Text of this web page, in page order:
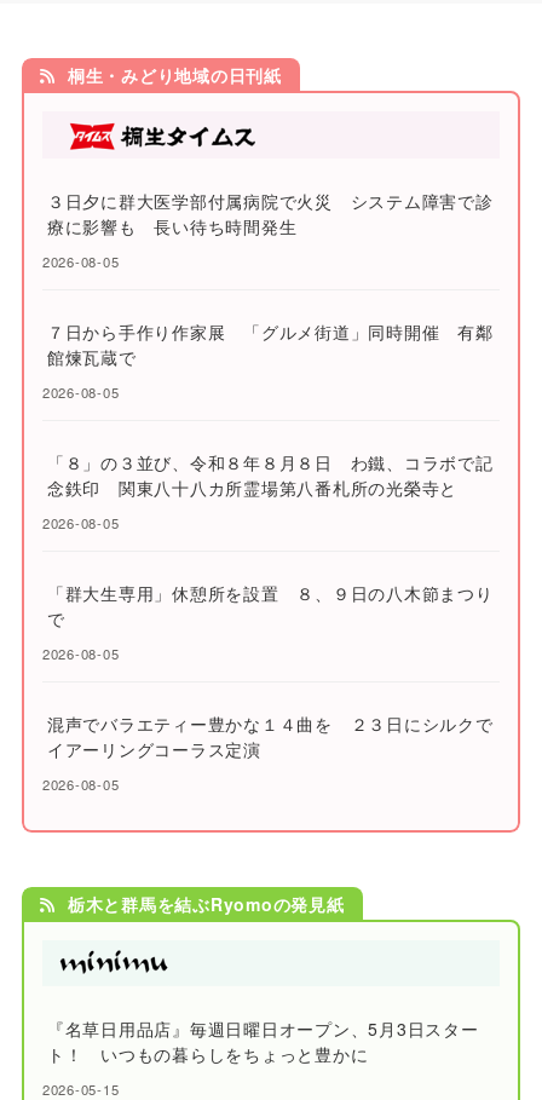
桐生・みどり地域の日刊紙
３日夕に群大医学部付属病院で火災 システム障害で診
療に影響も 長い待ち時間発生
2026-08-05
７日から手作り作家展 「グルメ街道」同時開催 有鄰
館煉瓦蔵で
2026-08-05
「８」の３並び、令和８年８月８日 わ鐵、コラボで記
念鉄印 関東八十八カ所霊場第八番札所の光榮寺と
2026-08-05
「群大生専用」休憩所を設置 ８、９日の八木節まつり
で
2026-08-05
混声でバラエティー豊かな１４曲を ２３日にシルクで
イアーリングコーラス定演
2026-08-05
栃木と群馬を結ぶRyomoの発見紙
『名草日用品店』毎週日曜日オープン、5月3日スター
ト！ いつもの暮らしをちょっと豊かに
2026-05-15